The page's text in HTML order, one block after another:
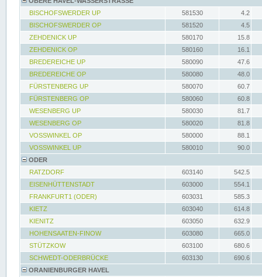
BISCHOFSWERDER UP
581530
4.2
BISCHOFSWERDER OP
581520
4.5
ZEHDENICK UP
580170
15.8
ZEHDENICK OP
580160
16.1
BREDEREICHE UP
580090
47.6
BREDEREICHE OP
580080
48.0
FÜRSTENBERG UP
580070
60.7
FÜRSTENBERG OP
580060
60.8
WESENBERG UP
580030
81.7
WESENBERG OP
580020
81.8
VOSSWINKEL OP
580000
88.1
VOSSWINKEL UP
580010
90.0
ODER
RATZDORF
603140
542.5
EISENHÜTTENSTADT
603000
554.1
FRANKFURT1 (ODER)
603031
585.3
KIETZ
603040
614.8
KIENITZ
603050
632.9
HOHENSAATEN-FINOW
603080
665.0
STÜTZKOW
603100
680.6
SCHWEDT-ODERBRÜCKE
603130
690.6
ORANIENBURGER HAVEL